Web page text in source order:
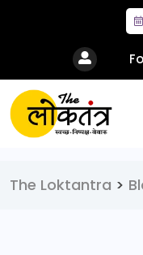
The Loktantra >